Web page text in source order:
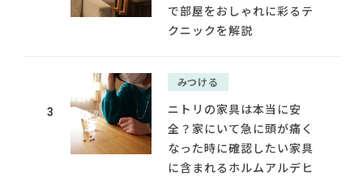
で部屋をおしゃれに彩るテ
クニックを解説
3
みつける
ニトリの家具は本当に安
全？家にいて急に頭が痛く
なった時に確認したい家具
に含まれるホルムアルデヒ